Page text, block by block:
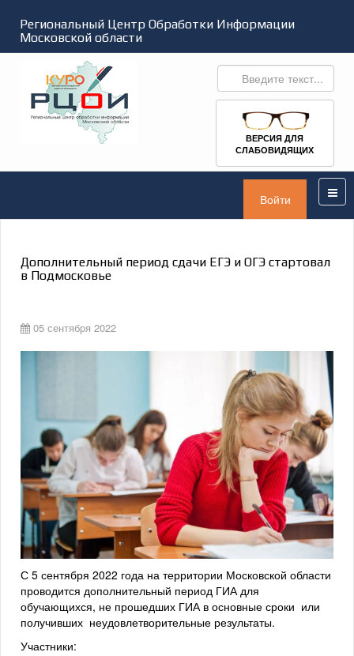
Региональный Центр Обработки Информации
Московской области
ВЕРСИЯ ДЛЯ
СЛАБОВИДЯЩИХ
Войти
Дополнительный период сдачи ЕГЭ и ОГЭ стартовал
в Подмосковье
05 сентября 2022
С 5 сентября 2022 года на территории Московской области
проводится дополнительный период ГИА для
обучающихся, не прошедших ГИА в основные сроки или
получивших неудовлетворительные результаты.
Участники: